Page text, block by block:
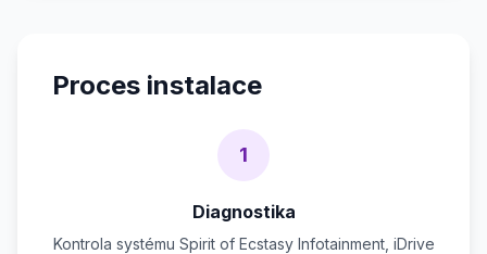
Proces instalace
1
Diagnostika
Kontrola systému Spirit of Ecstasy Infotainment, iDrive